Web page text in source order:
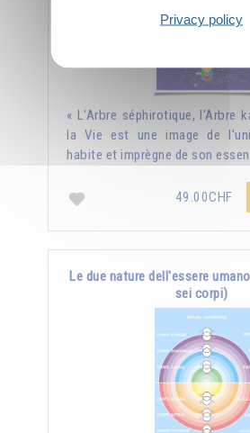
« L'Arbre séphirotique, l'Arbre
la Vie est une image de
habite et imprègne de son
49.00CHF
Le due nature dell'essere
sei corpi)
Privacy policy